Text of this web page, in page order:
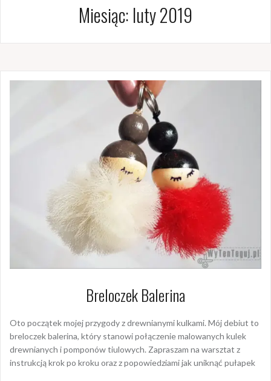
Miesiąc: luty 2019
Breloczek Balerina
Oto początek mojej przygody z drewnianymi kulkami. Mój debiut to
breloczek balerina, który stanowi połączenie malowanych kulek
drewnianych i pomponów tiulowych. Zapraszam na warsztat z
instrukcją krok po kroku oraz z popowiedziami jak uniknąć pułapek